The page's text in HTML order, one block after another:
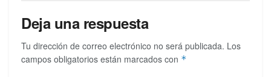
Deja una respuesta
Tu dirección de correo electrónico no será publicada. Los
campos obligatorios están marcados con *